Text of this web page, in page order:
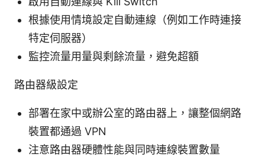
根據使用情境設定自動連線（例如工作時連接
特定伺服器）
監控流量用量與剩餘流量，避免超額
路由器級設定
部署在家中或辦公室的路由器上，讓整個網路
裝置都通過 VPN
注意路由器硬體性能與同時連線裝置數量